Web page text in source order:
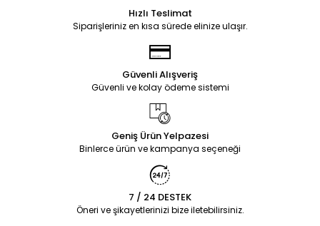
Hızlı Teslimat
Siparişleriniz en kısa sürede elinize ulaşır.
Güvenli Alışveriş
Güvenli ve kolay ödeme sistemi
Geniş Ürün Yelpazesi
Binlerce ürün ve kampanya seçeneği
7 / 24 DESTEK
Öneri ve şikayetlerinizi bize iletebilirsiniz.